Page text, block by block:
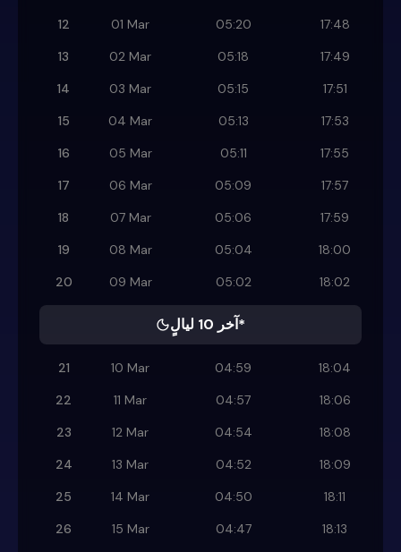
12
01 Mar 05:20
17:48
13
02 Mar 05:18
17:49
14
03 Mar 05:15
17:51
15
04 Mar 05:13
17:53
16
05 Mar 05:11
17:55
17
06 Mar 05:09
17:57
18
07 Mar 05:06
17:59
19
08 Mar 05:04
18:00
20
09 Mar 05:02 18:02
آخر 10 ليالٍ*
21 10 Mar 04:59
18:04
22
11 Mar 04:57
18:06
23
12 Mar 04:54
18:08
24
13 Mar 04:52
18:09
25
14 Mar 04:50
18:11
26
15 Mar 04:47
18:13